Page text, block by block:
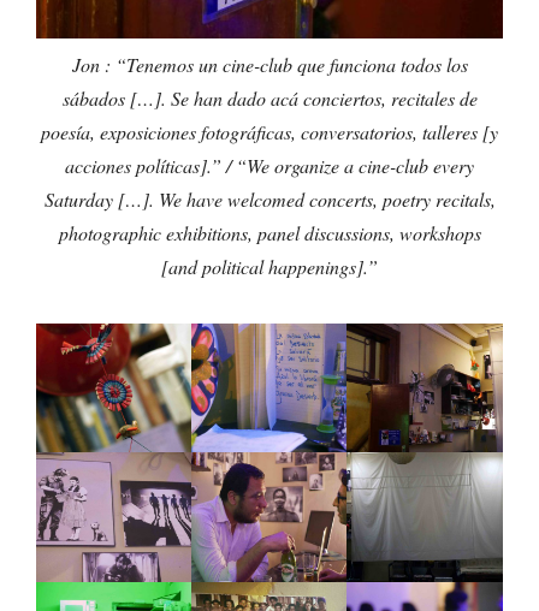
Jon : “Tenemos un cine-club que funciona todos los
sábados […]. Se han dado acá conciertos, recitales de
poesía, exposiciones fotográficas, conversatorios, talleres [y
acciones políticas].” / “We organize a cine-club every
Saturday […]. We have welcomed concerts, poetry recitals,
photographic exhibitions, panel discussions, workshops
[and political happenings].”